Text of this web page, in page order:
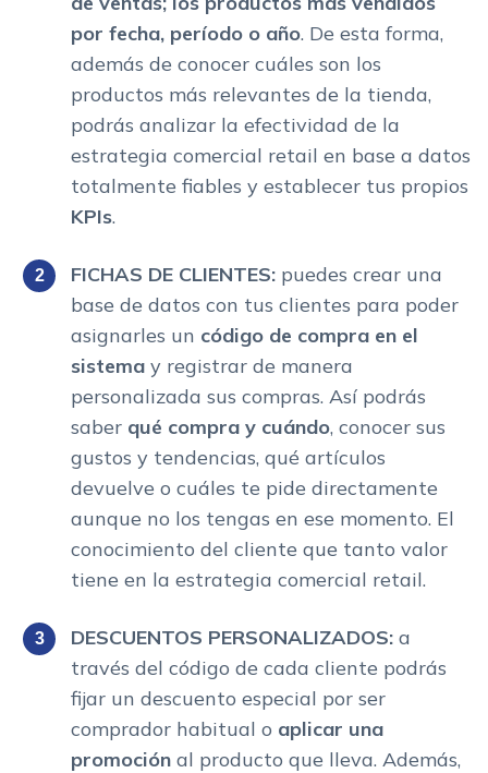
por fecha, período o año. De esta forma,
además de conocer cuáles son los
productos más relevantes de la tienda,
podrás analizar la efectividad de la
estrategia comercial retail en base a datos
totalmente fiables y establecer tus propios
KPIs.
FICHAS DE CLIENTES: puedes crear una
base de datos con tus clientes para poder
asignarles un código de compra en el
sistema y registrar de manera
personalizada sus compras. Así podrás
saber qué compra y cuándo, conocer sus
gustos y tendencias, qué artículos
devuelve o cuáles te pide directamente
aunque no los tengas en ese momento. El
conocimiento del cliente que tanto valor
tiene en la estrategia comercial retail.
DESCUENTOS PERSONALIZADOS: a
través del código de cada cliente podrás
fijar un descuento especial por ser
comprador habitual o aplicar una
promoción al producto que lleva. Además,